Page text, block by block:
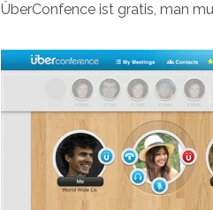
ÜberConfence ist gratis, man